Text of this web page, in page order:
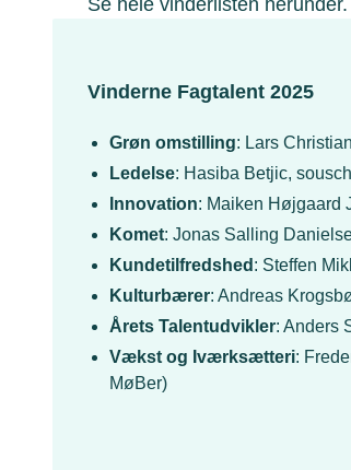
Vinderne Fagtalent 2025
Grøn omstilling: Lars
Ledelse: Hasiba Betjic,
Innovation: Maiken Højgaard
Komet: Jonas Salling
Kundetilfredshed : Steffen
Kulturbærer: Andreas
Årets Talentudvikler: Anders
Vækst og Iværksætteri:
MøBer)